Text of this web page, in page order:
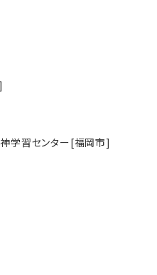
学習センター[福岡市]